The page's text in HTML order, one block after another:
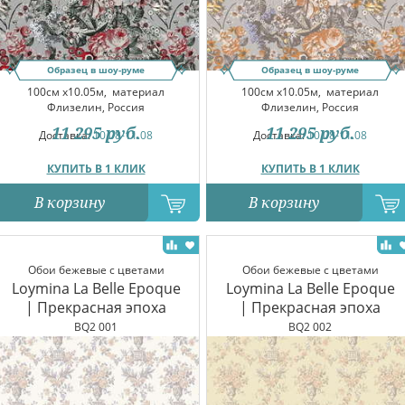
Образец в шоу-руме
100см x10.05м, материал
Флизелин, Россия
Доставка:10.08-11.08
КУПИТЬ В 1 КЛИК
11 295 руб.
В корзину
Образец в шоу-руме
100см x10.05м, материал
Флизелин, Россия
Доставка:10.08-11.08
КУПИТЬ В 1 КЛИК
11 295 руб.
В корзину
Обои бежевые с цветами
Loymina La Belle Epoque
| Прекрасная эпоха
BQ2 001
Обои бежевые с цветами
Loymina La Belle Epoque
| Прекрасная эпоха
BQ2 002